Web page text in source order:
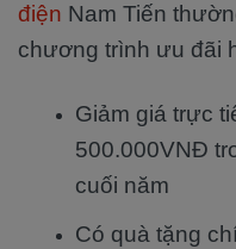
điện Nam Tiến
chương trình ưu đãi
Giảm giá trực
500.000VNĐ
cuối năm
Có quà tặng